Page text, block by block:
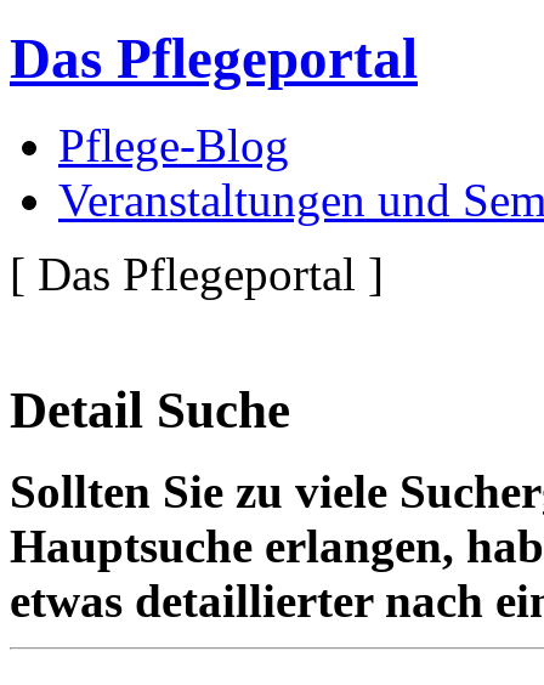
Das Pflegeportal
Pflege-Blog
Veranstaltungen und
[ Das Pflegeportal ]
Detail Suche
Sollten Sie zu viele
Hauptsuche erlangen,
etwas detaillierter nach